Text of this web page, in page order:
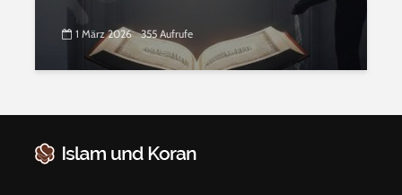
1 März 2026 355 Aufrufe